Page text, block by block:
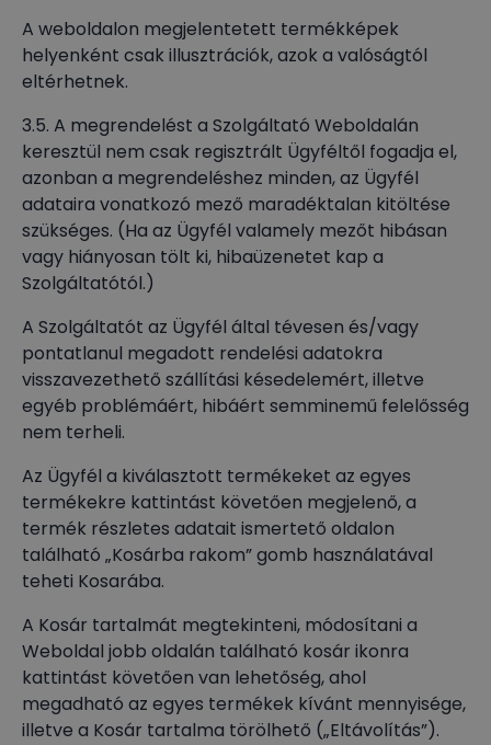
A weboldalon megjelentetett termékképek
helyenként csak illusztrációk, azok a valóságtól
eltérhetnek.
3.5. A megrendelést a Szolgáltató Weboldalán
keresztül nem csak regisztrált Ügyféltől fogadja el,
azonban a megrendeléshez minden, az Ügyfél
adataira vonatkozó mező maradéktalan kitöltése
szükséges. (Ha az Ügyfél valamely mezőt hibásan
vagy hiányosan tölt ki, hibaüzenetet kap a
Szolgáltatótól.)
A Szolgáltatót az Ügyfél által tévesen és/vagy
pontatlanul megadott rendelési adatokra
visszavezethető szállítási késedelemért, illetve
egyéb problémáért, hibáért semminemű felelősség
nem terheli.
Az Ügyfél a kiválasztott termékeket az egyes
termékekre kattintást követően megjelenő, a
termék részletes adatait ismertető oldalon
található „Kosárba rakom” gomb használatával
teheti Kosarába.
A Kosár tartalmát megtekinteni, módosítani a
Weboldal jobb oldalán található kosár ikonra
kattintást követően van lehetőség, ahol
megadható az egyes termékek kívánt mennyisége,
illetve a Kosár tartalma törölhető („Eltávolítás”).